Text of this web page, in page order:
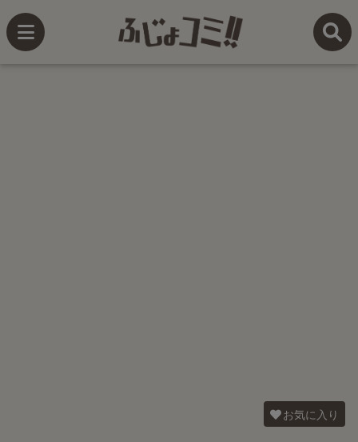
お気に入り